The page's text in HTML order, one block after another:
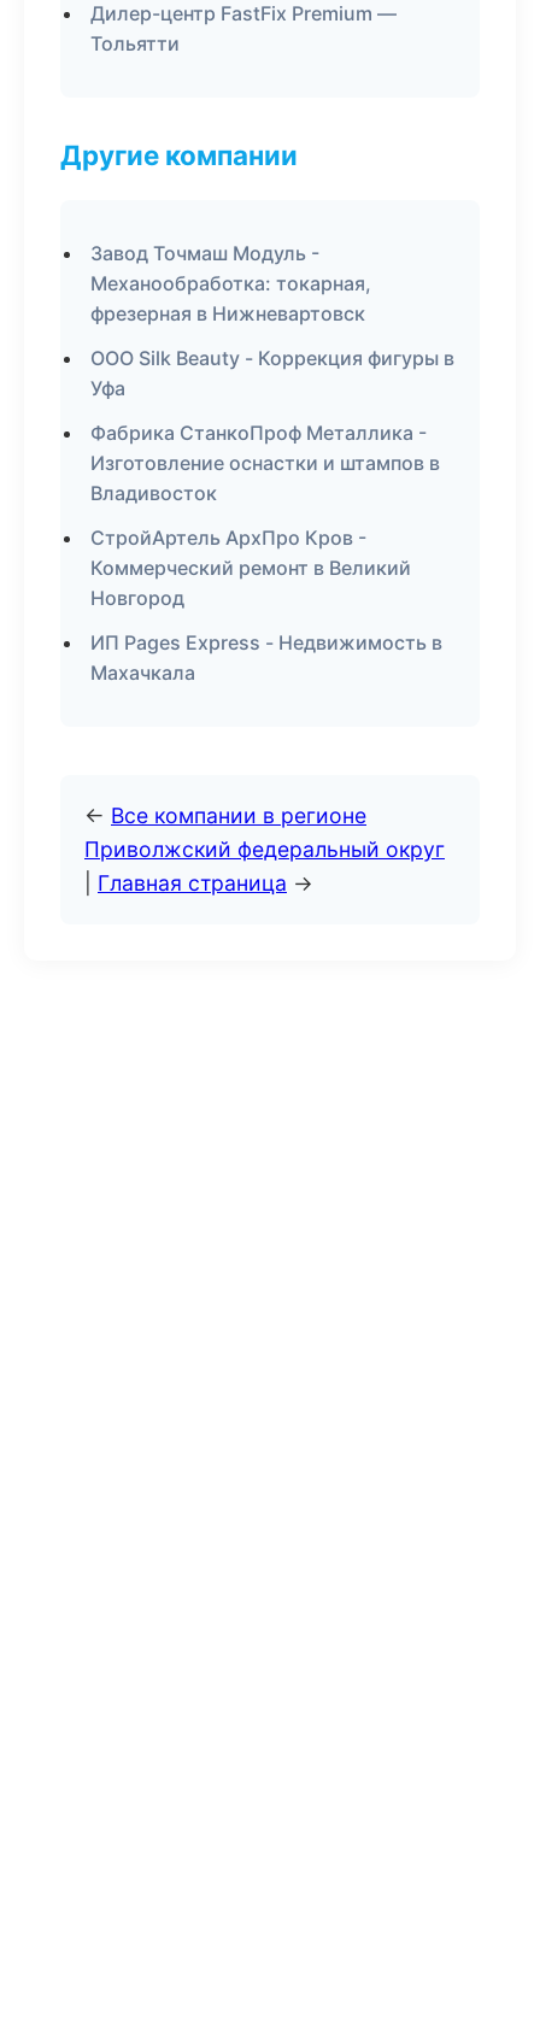
Дилер-центр FastFix Premium —
Тольятти
Другие компании
Завод Точмаш Модуль -
Механообработка: токарная,
фрезерная в Нижневартовск
ООО Silk Beauty - Коррекция фигуры в
Уфа
Фабрика СтанкоПроф Металлика -
Изготовление оснастки и штампов в
Владивосток
СтройАртель АрхПро Кров -
Коммерческий ремонт в Великий
Новгород
ИП Pages Express - Недвижимость в
Махачкала
← Все компании в регионе
Приволжский федеральный округ
Главная страница →